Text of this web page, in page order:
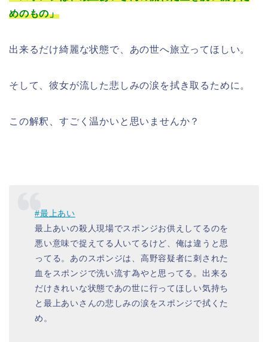
めのもの」
出来るだけ綺麗な状態で、あの世へ旅立ってほしい。
そして、彼女が流した悲しみの涙を拭き取るために。
この解釈、すごく温かいと思いませんか？
#最上あい
最上あいの殺人現場でスポンジお供えしてるのを
悪い意味で捉えてる人いてるけど、俺は違うと思
ってる。あのスポンジは、高野容疑者に刺された
血をスポンジで洗い流す為やと思ってる。出来る
だけきれいな状態であの世に行ってほしい気持ち
と最上あいさんの悲しみの涙をスポンジで拭くた
め。